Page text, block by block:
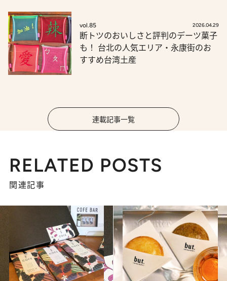
vol.85 2026.04.29
断トツのおいしさと評判のデーツ菓子
も！ 台北の人気エリア・永康街のお
すすめ台湾土産
連載記事一覧
RELATED POSTS
関連記事